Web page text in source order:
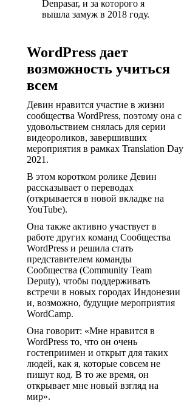
Denpasar, и за которого я
вышла замуж в 2018 году.
WordPress дает
возможность учиться
всем
Девин нравится участие в жизни
сообщества WordPress, поэтому она с
удовольствием снялась для серии
видеороликов, завершивших
мероприятия в рамках Translation Day
2021.
В этом коротком ролике Девин
рассказывает о переводах
(открывается в новой вкладке на
YouTube).
Она также активно участвует в
работе других команд Сообщества
WordPress и решила стать
представителем команды
Сообщества (Community Team
Deputy), чтобы поддерживать
встречи в новых городах Индонезии
и, возможно, будущие мероприятия
WordCamp.
Она говорит: «Мне нравится в
WordPress то, что он очень
гостеприимен и открыт для таких
людей, как я, которые совсем не
пишут код. В то же время, он
открывает мне новый взгляд на
мир».